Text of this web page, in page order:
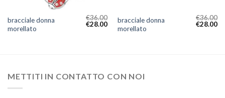
bracciale donna
morellato
€36.00
€28.00
bracciale donna
morellato
€36.00
€28.00
METTITI IN CONTATTO CON NOI